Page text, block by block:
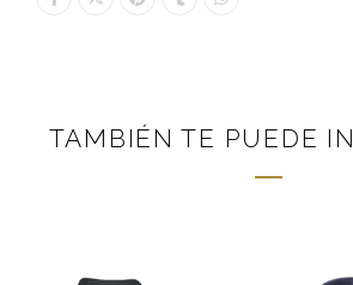
TAMBIÉN TE PUEDE